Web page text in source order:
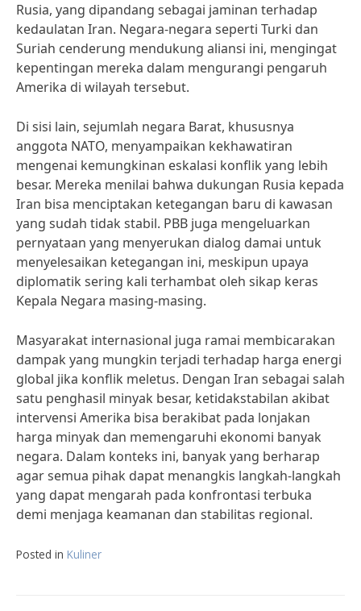
Rusia, yang dipandang sebagai jaminan terhadap
kedaulatan Iran. Negara-negara seperti Turki dan
Suriah cenderung mendukung aliansi ini, mengingat
kepentingan mereka dalam mengurangi pengaruh
Amerika di wilayah tersebut.
Di sisi lain, sejumlah negara Barat, khususnya
anggota NATO, menyampaikan kekhawatiran
mengenai kemungkinan eskalasi konflik yang lebih
besar. Mereka menilai bahwa dukungan Rusia kepada
Iran bisa menciptakan ketegangan baru di kawasan
yang sudah tidak stabil. PBB juga mengeluarkan
pernyataan yang menyerukan dialog damai untuk
menyelesaikan ketegangan ini, meskipun upaya
diplomatik sering kali terhambat oleh sikap keras
Kepala Negara masing-masing.
Masyarakat internasional juga ramai membicarakan
dampak yang mungkin terjadi terhadap harga energi
global jika konflik meletus. Dengan Iran sebagai salah
satu penghasil minyak besar, ketidakstabilan akibat
intervensi Amerika bisa berakibat pada lonjakan
harga minyak dan memengaruhi ekonomi banyak
negara. Dalam konteks ini, banyak yang berharap
agar semua pihak dapat menangkis langkah-langkah
yang dapat mengarah pada konfrontasi terbuka
demi menjaga keamanan dan stabilitas regional.
Posted in Kuliner